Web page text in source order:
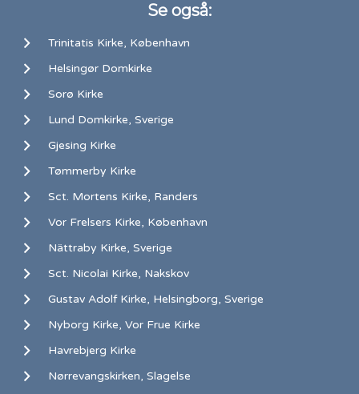
Se også:
Trinitatis Kirke, København
Helsingør Domkirke
Sorø Kirke
Lund Domkirke, Sverige
Gjesing Kirke
Tømmerby Kirke
Sct. Mortens Kirke, Randers
Vor Frelsers Kirke, København
Nättraby Kirke, Sverige
Sct. Nicolai Kirke, Nakskov
Gustav Adolf Kirke, Helsingborg, Sverige
Nyborg Kirke, Vor Frue Kirke
Havrebjerg Kirke
Nørrevangskirken, Slagelse